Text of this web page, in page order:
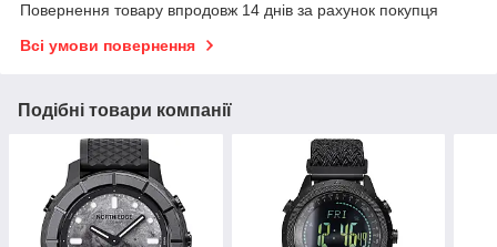
Повернення товару впродовж 14 днів за рахунок покупця
Всі умови повернення
Подібні товари компанії